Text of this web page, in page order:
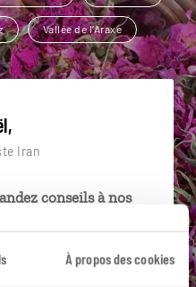
À propos des cookies
Vallée de l’Araxe
Iran
conseils à nos
itinéraire au plus